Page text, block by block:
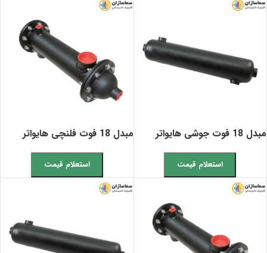
مبدل 18 فوت جوشی هایواتر
استعلام قیمت
مبدل 18 فوت فلنچی هایواتر
استعلام قیمت